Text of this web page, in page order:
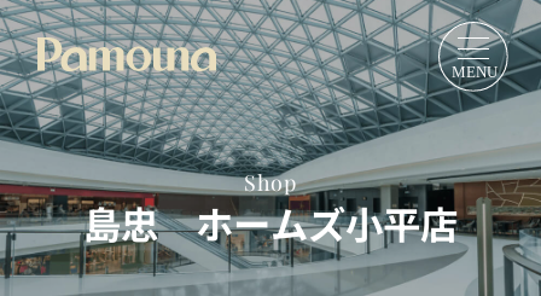
Shop
島忠 ホームズ小平店